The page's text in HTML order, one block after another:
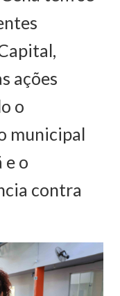
ações
o
municipal
e o
contra